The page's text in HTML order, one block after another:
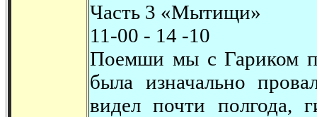
Часть 3 «Мытищи»
11-00 - 14 -10
Поемши мы с Гариком
была изначально
видел почти полгода,